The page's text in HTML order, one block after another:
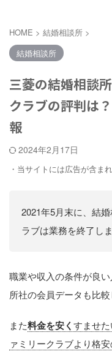
HOME > 結婚相談所 >
結婚相談所
三菱の結婚相談
クラブの評判は
報
2024年2月17日
・当サイトには広告が含ま
2021年5月末に、結
ラブは業務を終了しま
職業や収入の条件が良
所社の会員データも比
また料金を安くすませ
ァミリークラブより格